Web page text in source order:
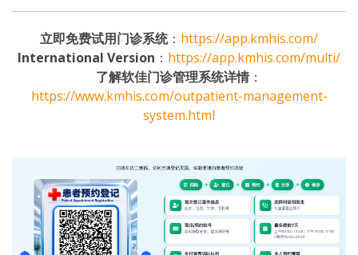
立即免费试用门诊系统： https://app.kmhis.com/
International Version ： https://app.kmhis.com/multi/
了解软佳门诊管理系统详情：
https://www.kmhis.com/outpatient-management-
system.html